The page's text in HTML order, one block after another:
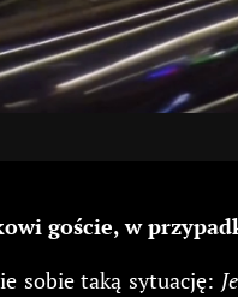
goście, w
sobie taką sytuację: